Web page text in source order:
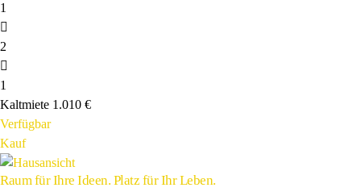
1
2
1
Kaltmiete 1.010 €
Verfügbar
Kauf
Raum für Ihre Ideen. Platz für Ihr Leben.